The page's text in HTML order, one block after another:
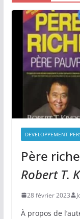
DEVELOPPEMENT
Père
Robert T.
28 février 2023
À propos de